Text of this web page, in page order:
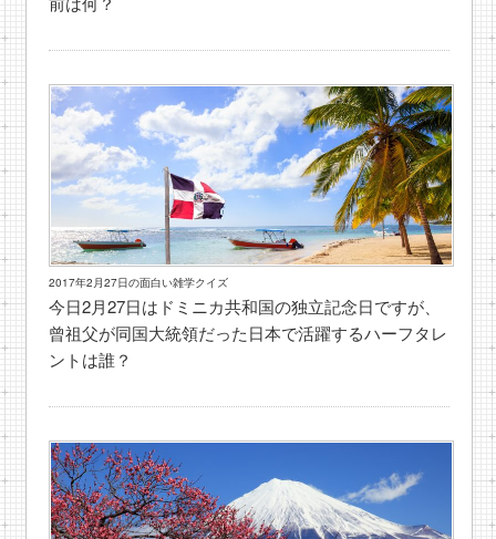
2017年2月27日の面白い雑学クイズ
今日2月27日はドミニカ共和国の独立記念日ですが、
曾祖父が同国大統領だった日本で活躍するハーフタレ
ントは誰？